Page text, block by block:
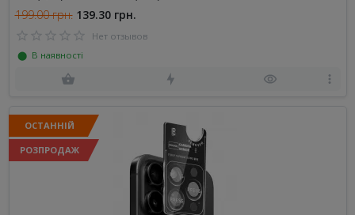
199.00 грн. 139.30 грн.
Нет отзывов
⬤ В наявності
ОСТАННІЙ
РОЗПРОДАЖ